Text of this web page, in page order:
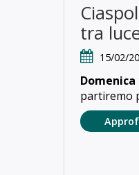
tra
15/02/
partiremo